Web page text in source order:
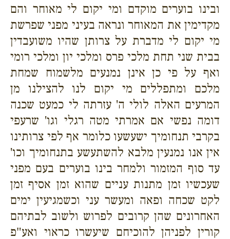
ובינו בוערים מוקדם ומי יקום לי מאוחר והם
מקדימין את המאוחר ונראה בעיני מפני שפרשת
מי יקום לי מדברת על צרותן שהיו משועבדין
בבית שני תחת מלכי פרס ומלכי יון ומלכי רומי
ואף על פי כן אינן נמנעים מלשמוח שמחת
מלכם ומתפללים מי יקום לנו להצילנו מן
המרעים האלה לולי ה' עזרתה לי כמעט שכנה
דומה נפשי אם אמרתי מטה רגלי וגו' שרעפי
בקרבי תנחומיך ישעשעו כלומר אף לפי צרותינו
אין אנו נמנעין מלבא להשתעשע בתנחומיך וכו'
עד סוף המזמור ולמחר בינו בוערים בעם מפני
שעכשיו זמן מתנות עניים שהוא זמן אסיף זמן
לקט שכחה ופאה ומעשר עני וכשמגיעין ימים
האחרונים שהן קרובים לפרוש ולשוב לבתיהם
קורין לפניהן להוכיחם שיעשרו כראוי ואע"פ